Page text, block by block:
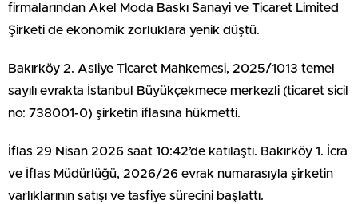
firmalarından Akel Moda Baskı Sanayi ve Ticaret Limited
Şirketi de ekonomik zorluklara yenik düştü.
Bakırköy 2. Asliye Ticaret Mahkemesi, 2025/1013 temel
sayılı evrakta İstanbul Büyükçekmece merkezli (ticaret sicil
no: 738001-0) şirketin iflasına hükmetti.
İflas 29 Nisan 2026 saat 10:42’de katılaştı. Bakırköy 1. İcra
ve İflas Müdürlüğü, 2026/26 evrak numarasıyla şirketin
varlıklarının satışı ve tasfiye sürecini başlattı.